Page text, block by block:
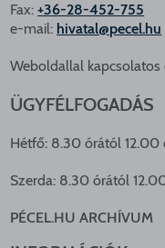
Fax:+36-28-452-755
e-mail: hivatal@pecel.hu
Weboldallal
ÜGYFÉLFOGADÁS
Hétfő: 8.30 órától 12.00
Szerda: 8.30 órától
PÉCEL.HU ARCHÍVUM